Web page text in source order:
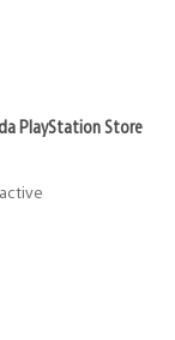
PlayStation Store